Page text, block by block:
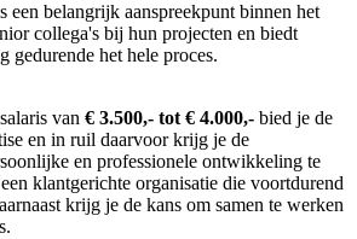
een belangrijk aanspreekpunt binnen het
collega's bij hun projecten en biedt
gedurende het hele proces.
van € 3.500,- tot € 4.000,- bied je de
en in ruil daarvoor krijg je de
en professionele ontwikkeling te
klantgerichte organisatie die voortdurend
krijg je de kans om samen te werken